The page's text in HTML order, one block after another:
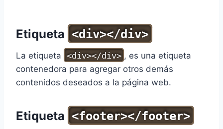
Etiqueta <div></div>
La etiqueta <div></div> , es una etiqueta
contenedora para agregar otros demás
contenidos deseados a la página web.
Etiqueta <footer></footer>